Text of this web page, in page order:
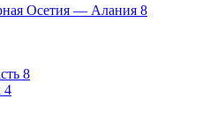
Осетия — Алания 8
8
4